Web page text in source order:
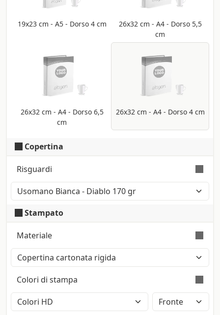
19x23 cm - A5 - Dorso 4 cm
26x32 cm - A4 - Dorso 5,5
cm
26x32 cm - A4 - Dorso 6,5
cm
26x32 cm - A4 - Dorso 4 cm
Copertina
Risguardi
Fogli bianchi posti all’inizio e alla fine del
libro utilizzati per mascherare i rimbocchi
del rivestimento interno, sono utilizzati
Stampato
Materiale
Copertina realizzata con carta patinata
Symbol Satin da 170 gr certificata Fsc, e
anima in cartone rigido da 2,5 mm.
Colori di stampa
Stampa a colori con metodo CMYK High